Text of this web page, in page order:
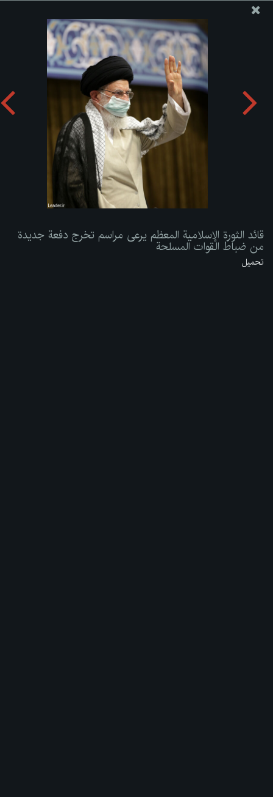
موقع مکتب سماحة القائد آية الله العظمى الخامنئي
قائد الثورة الإسلامية المعظم يرعى مراسم تخرج دفعة جديدة من
ضباط القوات المسلحة
تحميل الألبوم:
قائد الثورة الإسلامية المعظم يرعى مراسم تخرج دفعة جديدة
من ضباط القوات المسلحة
تحميل